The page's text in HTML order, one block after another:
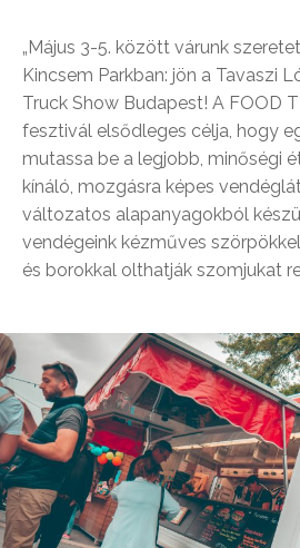
„Május 3-5. között várunk
Kincsem Parkban: jön a Tavaszi
Truck Show Budapest! A FOOD
fesztivál elsődleges célja, hogy
mutassa be a legjobb, minőségi
kínáló, mozgásra képes
változatos alapanyagokból
vendégeink kézműves
és borokkal olthatják szomjukat